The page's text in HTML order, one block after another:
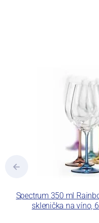
Spectrum 350 ml
sklenička na víno,